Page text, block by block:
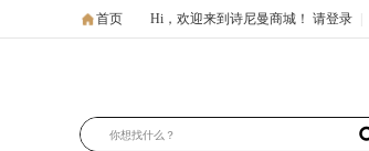
首页 Hi，欢迎来到诗尼曼商城！ 请登录